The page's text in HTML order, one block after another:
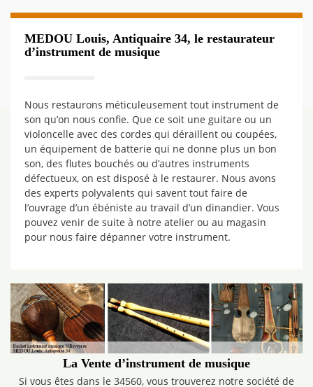
MEDOU Louis, Antiquaire 34, le restaurateur
d’instrument de musique
Nous restaurons méticuleusement tout instrument de
son qu’on nous confie. Que ce soit une guitare ou un
violoncelle avec des cordes qui déraillent ou coupées,
un équipement de batterie qui ne donne plus un bon
son, des flutes bouchés ou d’autres instruments
défectueux, on est disposé à le restaurer. Nous avons
des experts polyvalents qui savent tout faire de
l’ouvrage d’un ébéniste au travail d’un dinandier. Vous
pouvez venir de suite à notre atelier ou au magasin
pour nous faire dépanner votre instrument.
La Vente d’instrument de musique
Si vous êtes dans le 34560, vous trouverez notre société de